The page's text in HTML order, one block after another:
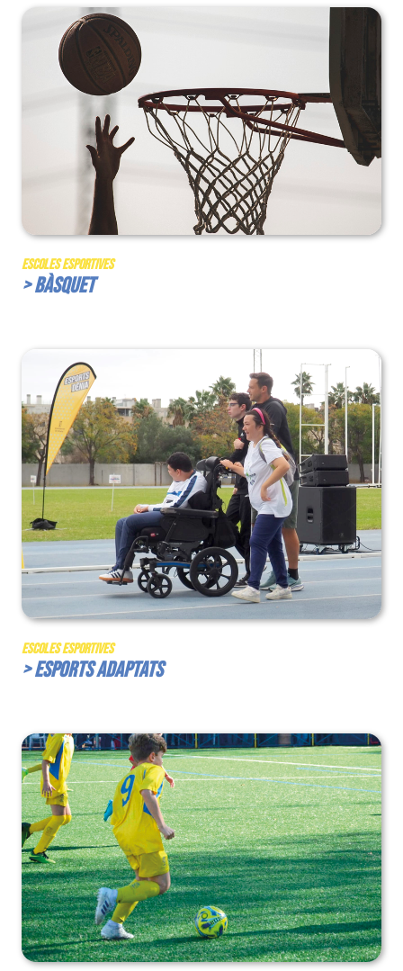
Escoles Esportives
> Bàsquet
Escoles Esportives
> Esports Adaptats